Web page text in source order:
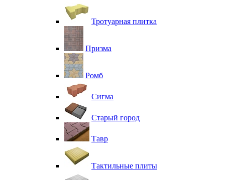
Тротуарная плитка
Призма
Ромб
Сигма
Старый город
Тавр
Тактильные плиты